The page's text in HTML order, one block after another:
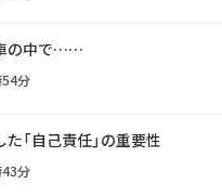
の中で……
分
「自己責任」の重要性
分